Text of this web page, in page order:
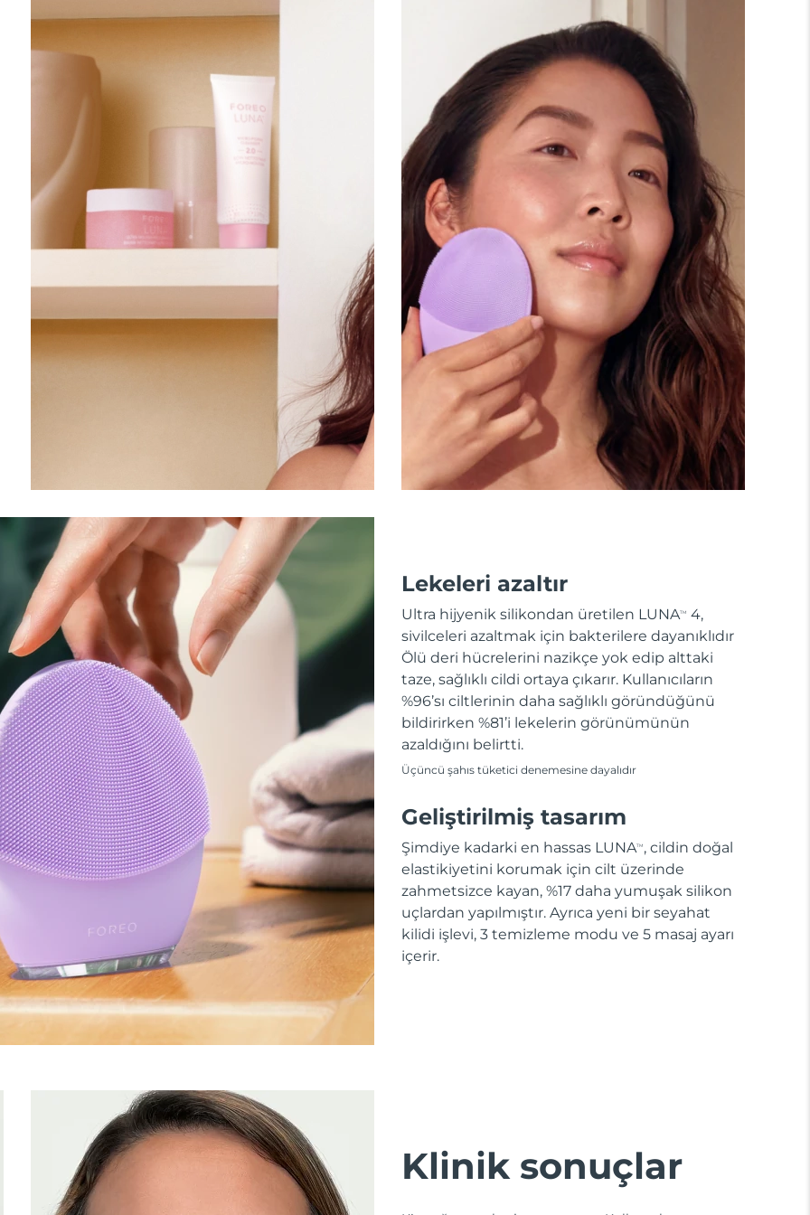
Lekeleri azaltır
Ultra hijyenik silikondan üretilen LUNATM
4,
sivilceleri azaltmak için bakterilere dayanıklıdır
Ölü deri hücrelerini nazikçe yok edip alttaki
taze, sağlıklı cildi ortaya çıkarır. Kullanıcıların
%96’sı ciltlerinin daha sağlıklı göründüğünü
bildirirken %81’i lekelerin görünümünün
azaldığını belirtti.
Üçüncü şahıs tüketici denemesine dayalıdır
Geliştirilmiş tasarım
Şimdiye kadarki en hassas LUNATM , cildin doğal
elastikiyetini korumak için cilt üzerinde
zahmetsizce kayan, %17 daha yumuşak silikon
uçlardan yapılmıştır. Ayrıca yeni bir seyahat
kilidi işlevi, 3 temizleme modu ve 5 masaj ayarı
içerir.
Klinik sonuçlar